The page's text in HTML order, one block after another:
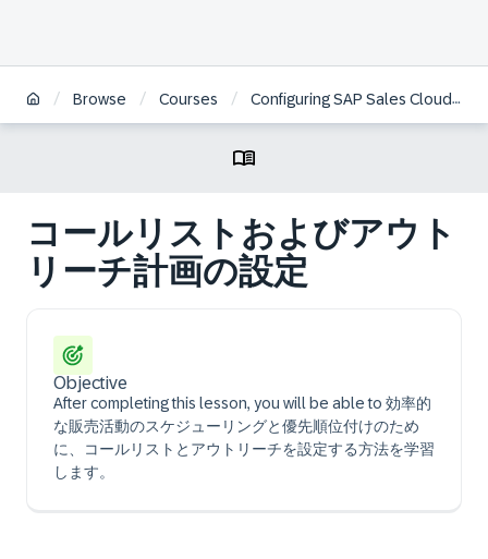
/ Browse / Courses / Configuring SAP Sales Cloud Version 2 | JA
コールリストおよびアウト
リーチ計画の設定
Objective
After completing this lesson, you will be able to 効率的
な販売活動のスケジューリングと優先順位付けのため
に、コールリストとアウトリーチを設定する方法を学習
します。